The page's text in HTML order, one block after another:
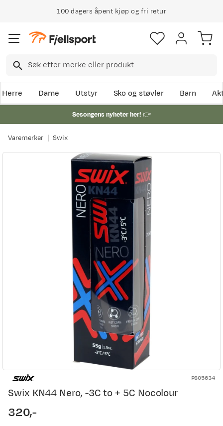
Klimakompensert lynrask levering
Herre Dame Utstyr Sko og støvler Barn
Sesongens nyheter her!👉
Varemerker Swix
P805634
Swix KN44 Nero, -3C to + 5C Nocolour
price
320,-